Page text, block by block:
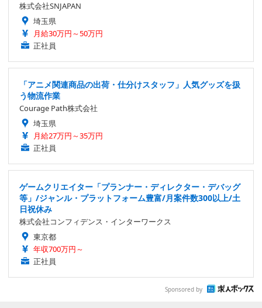
株式会社SNJAPAN
埼玉県
月給30万円～50万円
正社員
「アニメ関連商品の出荷・仕分けスタッフ」人気グッズを扱
う物流作業
Courage Path株式会社
埼玉県
月給27万円～35万円
正社員
ゲームクリエイター「プランナー・ディレクター・デバッグ
等」/ジャンル・プラットフォーム豊富/月案件数300以上/土
日祝休み
株式会社コンフィデンス・インターワークス
東京都
年収700万円～
正社員
Sponsored by